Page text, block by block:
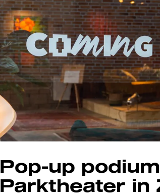
Pop-up
Parktheater in